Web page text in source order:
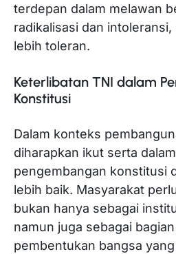
terdepan dalam melawan
radikalisasi dan
lebih toleran.
Keterlibatan TNI dalam
Konstitusi
Dalam konteks
diharapkan ikut serta
pengembangan konstitusi
lebih baik. Masyarakat
bukan hanya sebagai
namun juga sebagai
pembentukan bangsa